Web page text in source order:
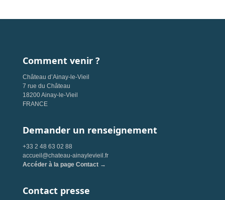
Comment venir ?
Château d’Ainay-le-Vieil
7 rue du Château
18200 Ainay-le-Vieil
FRANCE
Demander un renseignement
+33 2 48 63 02 88
accueil@chateau-ainaylevieil.fr
Accéder à la page Contact →
Contact presse